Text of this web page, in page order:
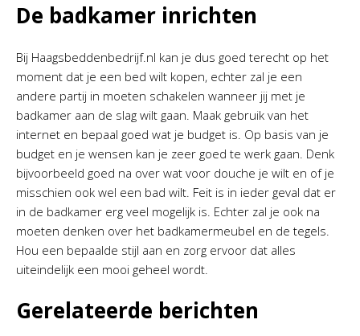
De badkamer inrichten
Bij Haagsbeddenbedrijf.nl kan je dus goed terecht op het
moment dat je een bed wilt kopen, echter zal je een
andere partij in moeten schakelen wanneer jij met je
badkamer aan de slag wilt gaan. Maak gebruik van het
internet en bepaal goed wat je budget is. Op basis van je
budget en je wensen kan je zeer goed te werk gaan. Denk
bijvoorbeeld goed na over wat voor douche je wilt en of je
misschien ook wel een bad wilt. Feit is in ieder geval dat er
in de badkamer erg veel mogelijk is. Echter zal je ook na
moeten denken over het badkamermeubel en de tegels.
Hou een bepaalde stijl aan en zorg ervoor dat alles
uiteindelijk een mooi geheel wordt.
Gerelateerde berichten